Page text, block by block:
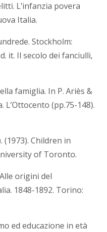
L’infanzia povera
Italia.
Stockholm:
it. Il secolo dei fanciulli,
famiglia. In P. Ariès &
L’Ottocento (pp.75-148).
(1973). Children in
of Toronto.
origini del
1848-1892. Torino:
ed educazione in età